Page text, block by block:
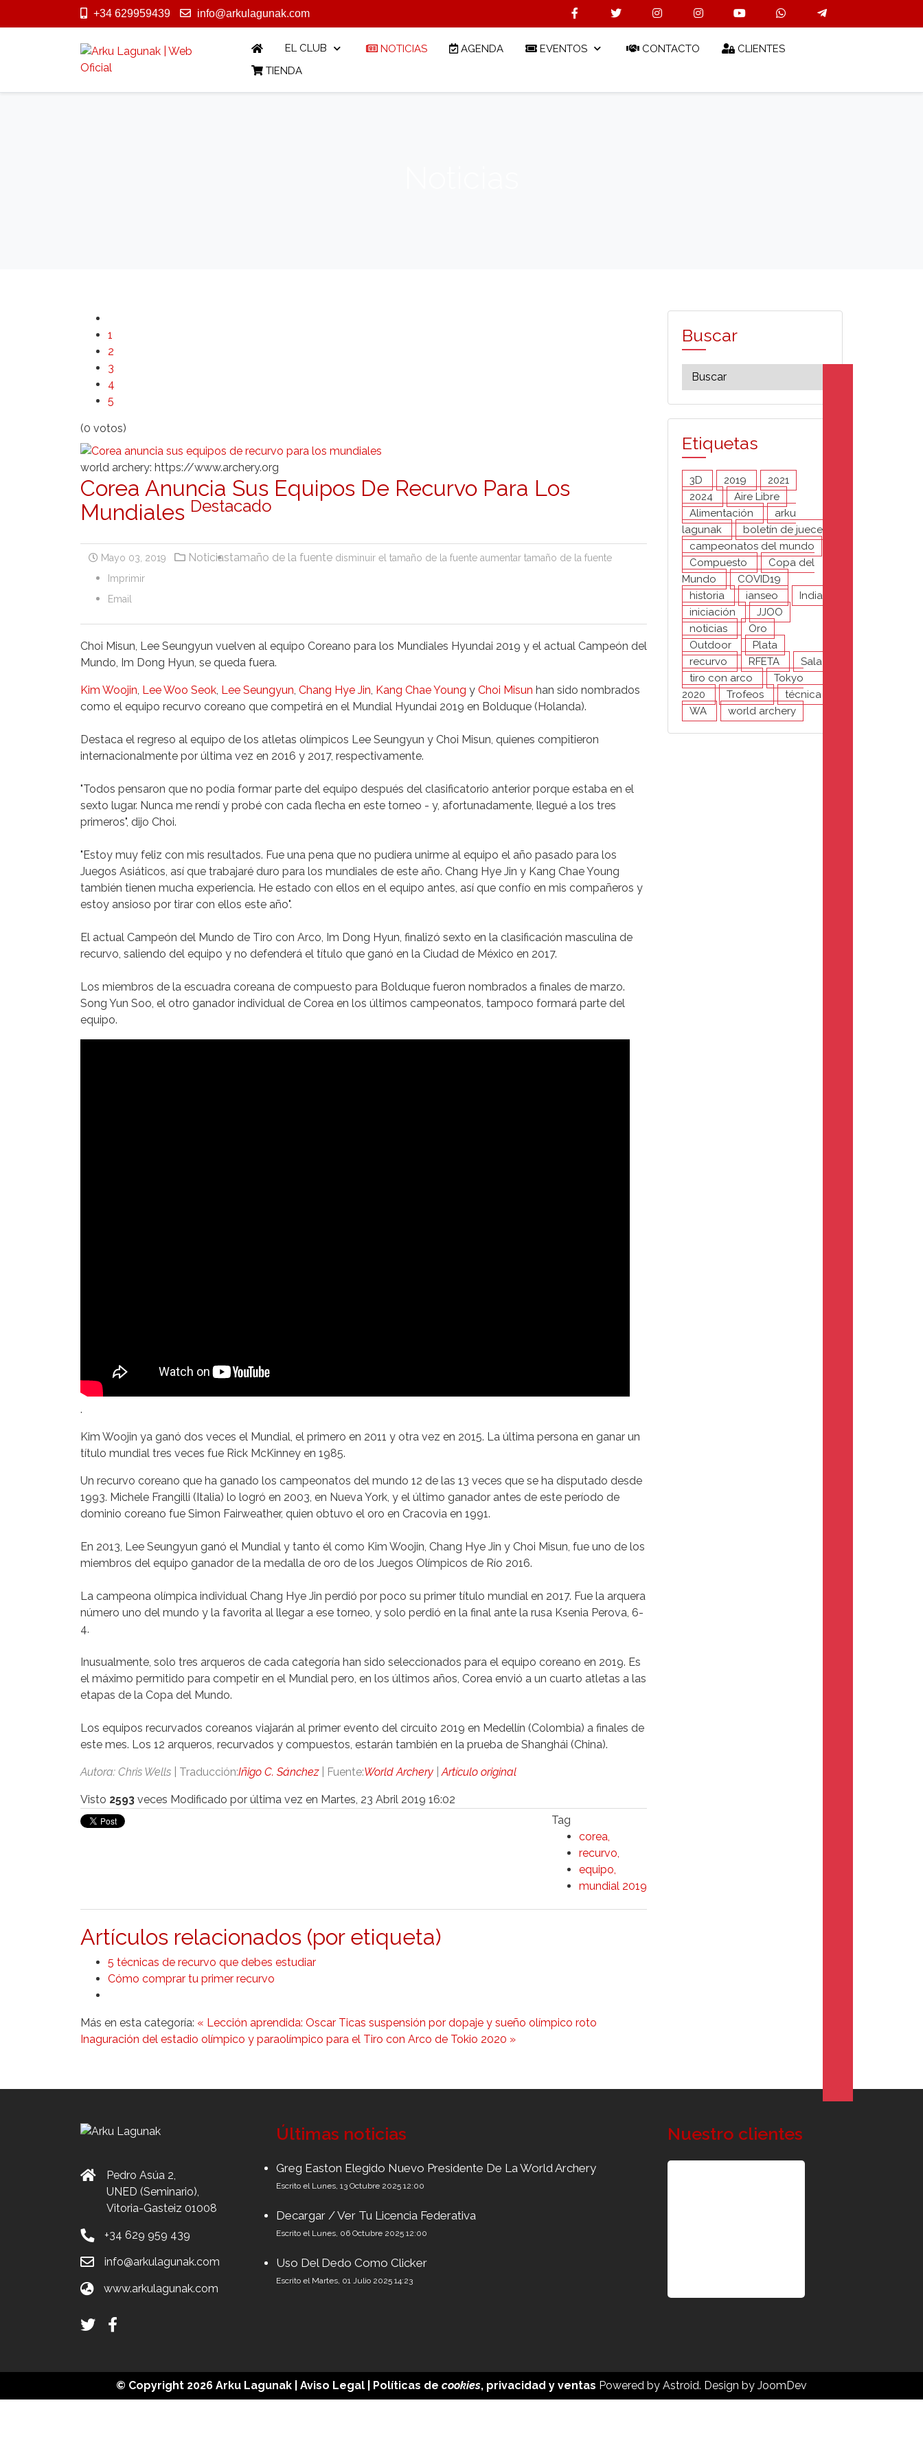
+34 629959439 info@arkulagunak.com
EL CLUB NOTICIAS AGENDA EVENTOS CONTACTO
CLIENTES
TIENDA
1
2
3
4
5
(0 votos)
world archery: https://www.archery.org
Corea Anuncia Sus Equipos De Recurvo Para Los
Mundiales Destacado
Mayo 03, 2019 Noticiastamaño de la fuente disminuir el tamaño de la fuente aumentar tamaño de la fuente
Imprimir
Email
Choi Misun, Lee Seungyun vuelven al equipo Coreano para los Mundiales Hyundai 2019 y el actual Campeón del
Mundo, Im Dong Hyun, se queda fuera.
Kim Woojin, Lee Woo Seok, Lee Seungyun, Chang Hye Jin, Kang Chae Young y Choi Misun han sido nombrados
como el equipo recurvo coreano que competirá en el Mundial Hyundai 2019 en Bolduque (Holanda).
Destaca el regreso al equipo de los atletas olímpicos Lee Seungyun y Choi Misun, quienes compitieron
internacionalmente por última vez en 2016 y 2017, respectivamente.
"Todos pensaron que no podía formar parte del equipo después del clasificatorio anterior porque estaba en el
sexto lugar. Nunca me rendí y probé con cada flecha en este torneo - y, afortunadamente, llegué a los tres
primeros", dijo Choi.
"Estoy muy feliz con mis resultados. Fue una pena que no pudiera unirme al equipo el año pasado para los
Juegos Asiáticos, así que trabajaré duro para los mundiales de este año. Chang Hye Jin y Kang Chae Young
también tienen mucha experiencia. He estado con ellos en el equipo antes, así que confío en mis compañeros y
estoy ansioso por tirar con ellos este año".
El actual Campeón del Mundo de Tiro con Arco, Im Dong Hyun, finalizó sexto en la clasificación masculina de
recurvo, saliendo del equipo y no defenderá el título que ganó en la Ciudad de México en 2017.
Los miembros de la escuadra coreana de compuesto para Bolduque fueron nombrados a finales de marzo.
Song Yun Soo, el otro ganador individual de Corea en los últimos campeonatos, tampoco formará parte del
equipo.
.
Kim Woojin ya ganó dos veces el Mundial, el primero en 2011 y otra vez en 2015. La última persona en ganar un
título mundial tres veces fue Rick McKinney en 1985.
Un recurvo coreano que ha ganado los campeonatos del mundo 12 de las 13 veces que se ha disputado desde
1993. Michele Frangilli (Italia) lo logró en 2003, en Nueva York, y el último ganador antes de este período de
dominio coreano fue Simon Fairweather, quien obtuvo el oro en Cracovia en 1991.
En 2013, Lee Seungyun ganó el Mundial y tanto él como Kim Woojin, Chang Hye Jin y Choi Misun, fue uno de los
miembros del equipo ganador de la medalla de oro de los Juegos Olímpicos de Río 2016.
La campeona olímpica individual Chang Hye Jin perdió por poco su primer título mundial en 2017. Fue la arquera
número uno del mundo y la favorita al llegar a ese torneo, y solo perdió en la final ante la rusa Ksenia Perova, 6-
4.
Inusualmente, solo tres arqueros de cada categoría han sido seleccionados para el equipo coreano en 2019. Es
el máximo permitido para competir en el Mundial pero, en los últimos años, Corea envió a un cuarto atletas a las
etapas de la Copa del Mundo.
Los equipos recurvados coreanos viajarán al primer evento del circuito 2019 en Medellín (Colombia) a finales de
este mes. Los 12 arqueros, recurvados y compuestos, estarán también en la prueba de Shanghái​ (China).
Autora: Chris Wells Traducción:Iñigo C. Sánchez| Fuente:World Archery |Artículo original
Visto 2593 veces Modificado por última vez en Martes, 23 Abril 2019 16:02
Tag
corea
recurvo
equipo
mundial 2019
Artículos relacionados (por etiqueta)
5 técnicas de recurvo que debes estudiar
Cómo comprar tu primer recurvo
Más en esta categoría: « Lección aprendida: Oscar Ticas suspensión por dopaje y sueño olímpico roto
Inaguración del estadio olímpico y paraolímpico para el Tiro con Arco de Tokio 2020 »
Buscar
Etiquetas
3D 2019
2021
2024
Aire Libre
Alimentación
arku
lagunak
boletín de jueces
campeonatos del mundo
Compuesto
Copa del
Mundo
COVID19
historia
ianseo
India
iniciación
JJOO
noticias
Oro
Outdoor
Plata
recurvo
RFETA
Sala
tiro con arco
Tokyo
2020
Trofeos
técnica
WA
world archery
Pedro Asúa 2,
UNED (Seminario),
Vitoria-Gasteiz 01008
+34 629 959 439
info@arkulagunak.com
www.arkulagunak.com
Últimas noticias
Greg Easton Elegido Nuevo Presidente De La World Archery
Escrito el Lunes, 13 Octubre 2025 12:00
Decargar / Ver Tu Licencia Federativa
Escrito el Lunes, 06 Octubre 2025 12:00
Uso Del Dedo Como Clicker
Escrito el Martes, 01 Julio 2025 14:23
Nuestro clientes
© Copyright 2026 Arku Lagunak Aviso Legal | Políticas de cookies, privacidad y ventas Powered by Astroid. Design by JoomDev